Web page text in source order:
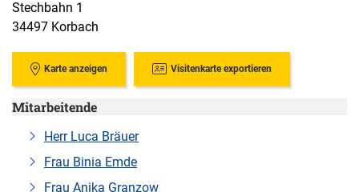
Stechbahn 1
34497 Korbach
Karte anzeigen Visitenkarte exportieren
Mitarbeitende
Herr Luca Bräuer
Frau Binia Emde
Frau Anika Granzow